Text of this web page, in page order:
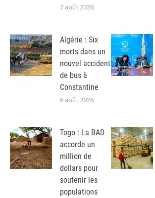
7 août 2026
Algérie : Six
morts dans un
nouvel accident
de bus à
Constantine
6 août 2026
Togo : La BAD
accorde un
million de
dollars pour
soutenir les
populations